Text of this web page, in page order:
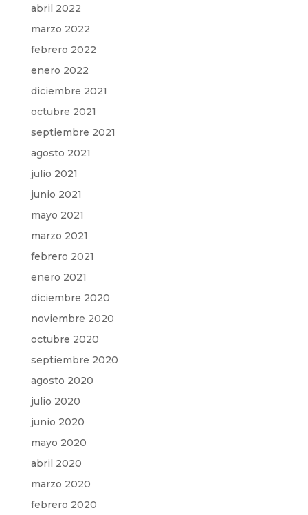
abril 2022
marzo 2022
febrero 2022
enero 2022
diciembre 2021
octubre 2021
septiembre 2021
agosto 2021
julio 2021
junio 2021
mayo 2021
marzo 2021
febrero 2021
enero 2021
diciembre 2020
noviembre 2020
octubre 2020
septiembre 2020
agosto 2020
julio 2020
junio 2020
mayo 2020
abril 2020
marzo 2020
febrero 2020